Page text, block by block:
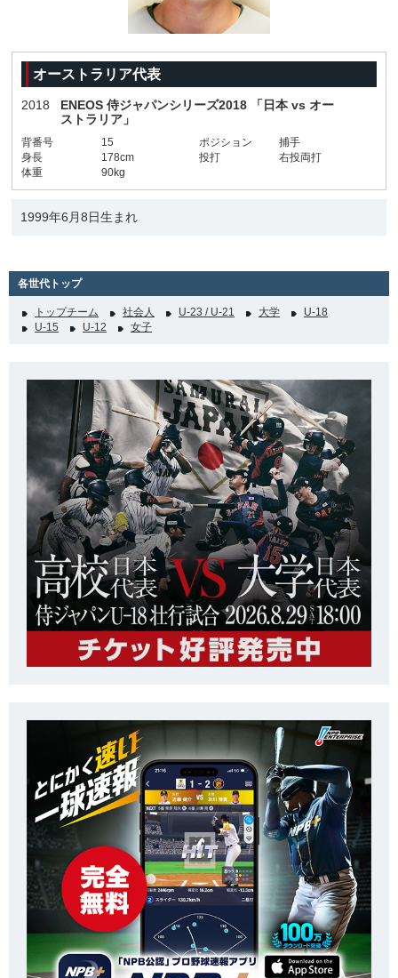
オーストラリア代表
2018
ENEOS 侍ジャパンシリーズ2018 「日本 vs オー
ストラリア」
背番号 15 ポジション
捕手
身長
178cm 投打
右投両打
体重
90kg
1999年6月8日生まれ
各世代トップ
トップチーム 社会人 U-23 / U-21 大学
U-18
U-15
U-12 女子